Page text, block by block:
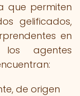
que permiten
gelificados,
en
agentes
de origen